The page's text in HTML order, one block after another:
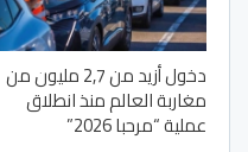
دخول أزيد من 2,7 مليون من
مغاربة العالم منذ انطلاق
عملية “مرحبا 2026”